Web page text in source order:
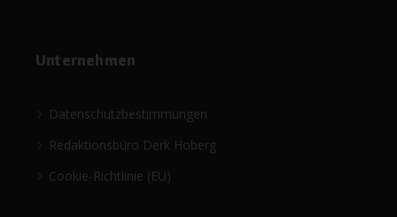
Unternehmen
Datenschutzbestimmungen
Redaktionsbüro Derk Hoberg
Cookie-Richtlinie (EU)